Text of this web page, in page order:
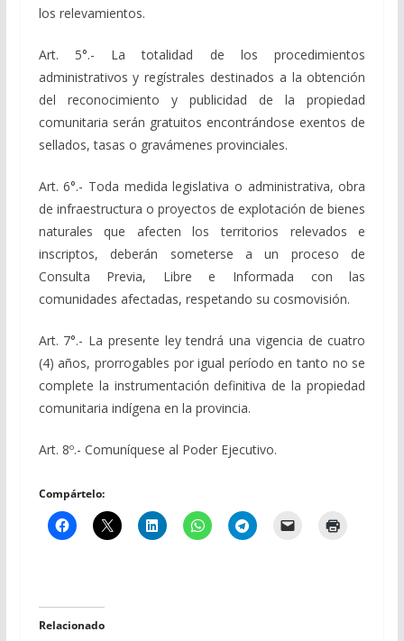
los relevamientos.
Art. 5°.- La totalidad de los procedimientos
administrativos y regístrales destinados a la obtención
del reconocimiento y publicidad de la propiedad
comunitaria serán gratuitos encontrándose exentos de
sellados, tasas o gravámenes provinciales.
Art. 6°.- Toda medida legislativa o administrativa, obra
de infraestructura o proyectos de explotación de bienes
naturales que afecten los territorios relevados e
inscriptos, deberán someterse a un proceso de
Consulta Previa, Libre e Informada con las
comunidades afectadas, respetando su cosmovisión.
Art. 7°.- La presente ley tendrá una vigencia de cuatro
(4) años, prorrogables por igual período en tanto no se
complete la instrumentación definitiva de la propiedad
comunitaria indígena en la provincia.
Art. 8º.- Comuníquese al Poder Ejecutivo.
Compártelo:
Relacionado